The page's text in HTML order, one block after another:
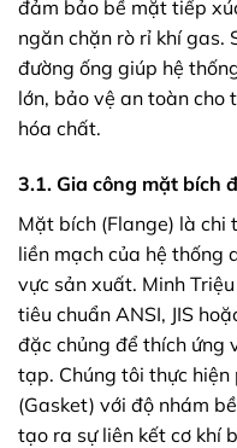
đảm bảo bề mặt tiếp
ngăn chặn rò rỉ khí gas.
đường ống giúp hệ
lớn, bảo vệ an toàn cho
hóa chất.
3.1. Gia công mặt bích
Mặt bích (Flange) là
liền mạch của hệ thống
vực sản xuất. Minh
tiêu chuẩn ANSI, JIS
đặc chủng để thích ứng
tạp. Chúng tôi thực
(Gasket) với độ nhám
tạo ra sự liên kết cơ khí